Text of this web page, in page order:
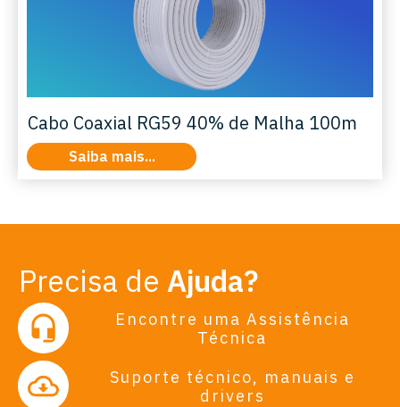
Cabo Coaxial RG59 40% de Malha 100m
Saiba mais...
Precisa de Ajuda?
Encontre uma Assistência
Técnica
Suporte técnico, manuais e
drivers